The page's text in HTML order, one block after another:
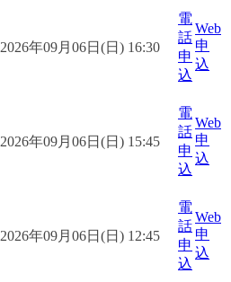
2026年09月06日(日) 16:30
電
話
申
込
Web
申
込
2026年09月06日(日) 15:45
電
話
申
込
Web
申
込
2026年09月06日(日) 12:45
電
話
申
込
Web
申
込